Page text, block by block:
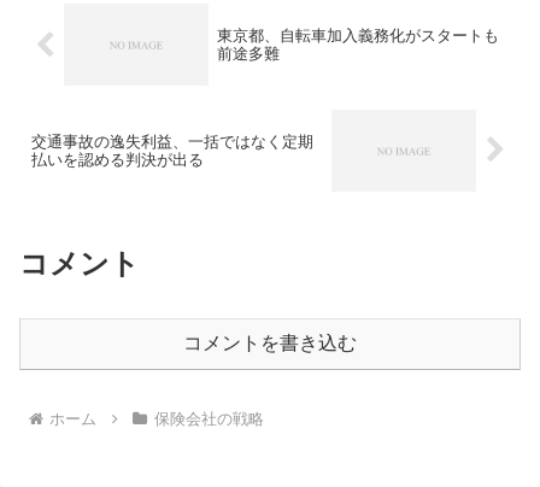
東京都、自転車加入義務化がスタートも
前途多難
交通事故の逸失利益、一括ではなく定期
払いを認める判決が出る
コメント
コメントを書き込む
ホーム 保険会社の戦略